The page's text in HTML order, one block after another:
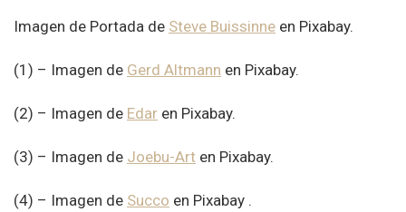
Imagen de Portada de Steve Buissinne en Pixabay.
(1) – Imagen de Gerd Altmann en Pixabay.
(2) – Imagen de Edar en Pixabay.
(3) – Imagen de Joebu-Art en Pixabay.
(4) – Imagen de Succo en Pixabay .